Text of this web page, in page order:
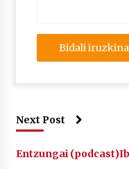
Next Post
Entzungai (podcast)